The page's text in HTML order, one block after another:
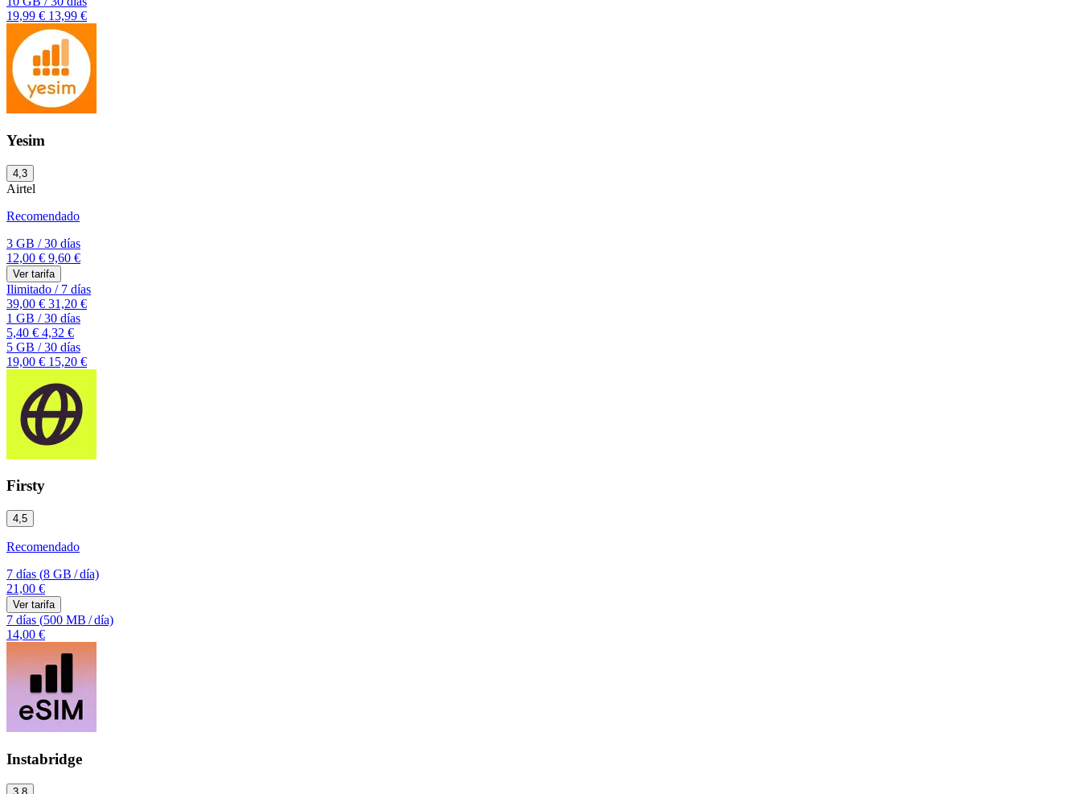
19,99 € 13,99 €
Yesim
4,3
Airtel
Recomendado
3 GB /30 días
12,00 € 9,60 €
Ver tarifa
Ilimitado /7 días
39,00 € 31,20 €
1 GB /30 días
5,40 € 4,32 €
5 GB /30 días
19,00 € 15,20 €
Firsty
4,5
Recomendado
7 días (8 GB /día)
21,00 €
Ver tarifa
7 días (500 MB /día)
14,00 €
Instabridge